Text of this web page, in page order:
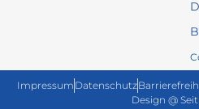
Impressum Datenschutz
Design @